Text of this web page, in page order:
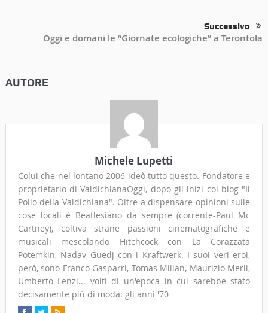
Successivo
Oggi e domani le “Giornate ecologiche” a Terontola
AUTORE
Michele Lupetti
Colui che nel lontano 2006 ideò tutto questo. Fondatore e
proprietario di ValdichianaOggi, dopo gli inizi col blog "Il
Pollo della Valdichiana". Oltre a dispensare opinioni sulle
cose locali è Beatlesiano da sempre (corrente-Paul Mc
Cartney), coltiva strane passioni cinematografiche e
musicali mescolando Hitchcock con La Corazzata
Potemkin, Nadav Guedj con i Kraftwerk. I suoi veri eroi,
però, sono Franco Gasparri, Tomas Milian, Maurizio Merli,
Umberto Lenzi... volti di un'epoca in cui sarebbe stato
decisamente più di moda: gli anni '70